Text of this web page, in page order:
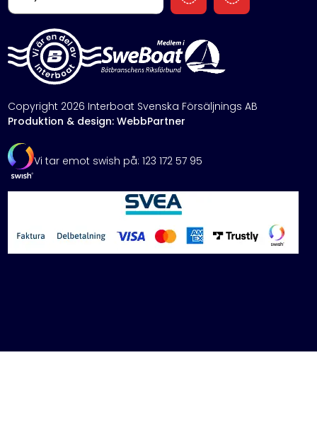
Copyright 2026 Interboat Svenska Försäljnings AB
Produktion & design: WebbPartner
Vi tar emot swish på: 123 172 57 95